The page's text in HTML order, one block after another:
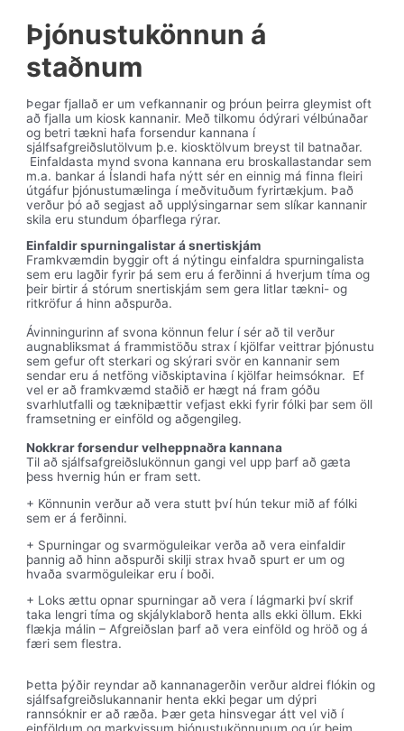
Þjónustukönnun á
staðnum
Þegar fjallað er um vefkannanir og þróun þeirra gleymist oft
að fjalla um kiosk kannanir. Með tilkomu ódýrari vélbúnaðar
og betri tækni hafa forsendur kannana í
sjálfsafgreiðslutölvum þ.e. kiosktölvum breyst til batnaðar.
Einfaldasta mynd svona kannana eru broskallastandar sem
m.a. bankar á Íslandi hafa nýtt sér en einnig má finna fleiri
útgáfur þjónustumælinga í meðvituðum fyrirtækjum. Það
verður þó að segjast að upplýsingarnar sem slíkar kannanir
skila eru stundum óþarflega rýrar.
Einfaldir spurningalistar á snertiskjám
Framkvæmdin byggir oft á nýtingu einfaldra spurningalista
sem eru lagðir fyrir þá sem eru á ferðinni á hverjum tíma og
þeir birtir á stórum snertiskjám sem gera litlar tækni- og
ritkröfur á hinn aðspurða.
Ávinningurinn af svona könnun felur í sér að til verður
augnabliksmat á frammistöðu strax í kjölfar veittrar þjónustu
sem gefur oft sterkari og skýrari svör en kannanir sem
sendar eru á netföng viðskiptavina í kjölfar heimsóknar. Ef
vel er að framkvæmd staðið er hægt ná fram góðu
svarhlutfalli og tækniþættir vefjast ekki fyrir fólki þar sem öll
framsetning er einföld og aðgengileg.
Nokkrar forsendur velheppnaðra kannana
Til að sjálfsafgreiðslukönnun gangi vel upp þarf að gæta
þess hvernig hún er fram sett.
+ Könnunin verður að vera stutt því hún tekur mið af fólki
sem er á ferðinni.
+ Spurningar og svarmöguleikar verða að vera einfaldir
þannig að hinn aðspurði skilji strax hvað spurt er um og
hvaða svarmöguleikar eru í boði.
+ Loks ættu opnar spurningar að vera í lágmarki því skrif
taka lengri tíma og skjályklaborð henta alls ekki öllum. Ekki
flækja málin – Afgreiðslan þarf að vera einföld og hröð og á
færi sem flestra.
Þetta þýðir reyndar að kannanagerðin verður aldrei flókin og
sjálfsafgreiðslukannanir henta ekki þegar um dýpri
rannsóknir er að ræða. Þær geta hinsvegar átt vel við í